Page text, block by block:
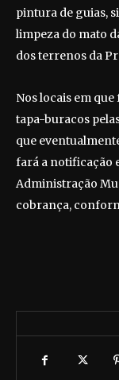
pintura de guias,
limpeza do mato
dos terrenos da
Nos locais em
tapa-buracos
que
fará a notificação
Administração
cobrança,